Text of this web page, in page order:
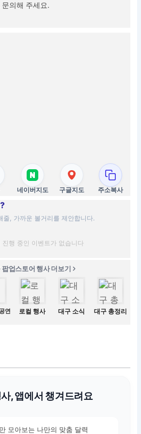
의해 주세요.
네이버지도 구글지도 주소복사
줄, 가까운 볼거리를 제안합니다.
진행 중인 이벤트가 없습니다
팝업스토어 행사 더보기
연 로컬 행사 대구 소식 대구 총정리
, 앱에서 챙겨드려요
모아보는 나만의 맞춤 달력